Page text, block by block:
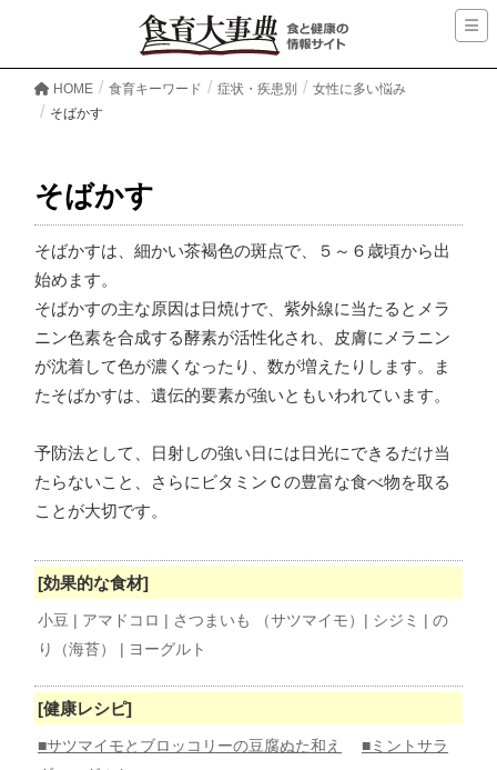
HOME 食育キーワード 症状・疾患別
女性に多い悩み
そばかす
そばかす
そばかすは、細かい茶褐色の斑点で、５～６歳頃から出
始めます。
そばかすの主な原因は日焼けで、紫外線に当たるとメラ
ニン色素を合成する酵素が活性化され、皮膚にメラニン
が沈着して色が濃くなったり、数が増えたりします。ま
たそばかすは、遺伝的要素が強いともいわれています。
予防法として、日射しの強い日には日光にできるだけ当
たらないこと、さらにビタミンＣの豊富な食べ物を取る
ことが大切です。
[効果的な食材]
小豆 | アマドコロ | さつまいも （サツマイモ）| シジミ | の
り（海苔） | ヨーグルト
[健康レシピ]
■サツマイモとブロッコリーの豆腐ぬた和え
■ミントサラ